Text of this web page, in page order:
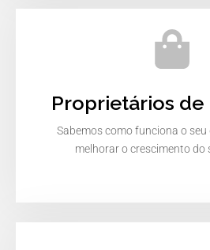
Proprietários de
Sabemos como funciona o seu
melhorar o crescimento do